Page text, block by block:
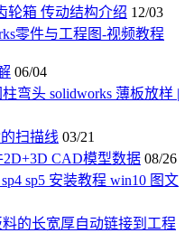
轮箱 传动结构介绍 12/03
零件与工程图-视频教程
06/04
弯头 solidworks 薄板放样 |
扫描线 03/21
CAD模型数据 08/26
sp4 sp5 安装教程 win10 图文
料的长宽厚自动链接到工程